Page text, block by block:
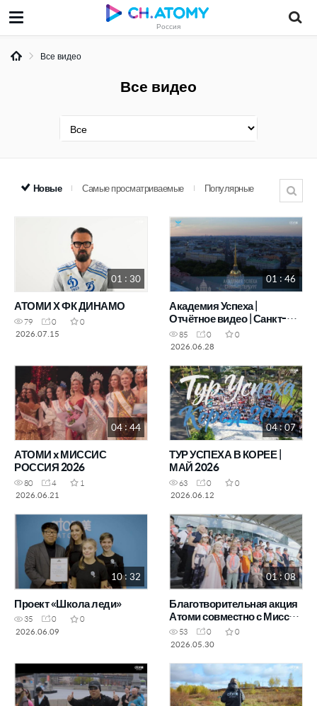
Россия
Все видео
Все видео
Новые Самые просматриваемые Популярные
01 : 30
АТОМИ Х ФК ДИНАМО
79 0
0
2026.07.15
01 : 46
Академия Успеха |
Отчётное видео | Санкт-
Петербург
85 0
0
2026.06.28
04 : 44
АТОМИ x МИССИС
РОССИЯ 2026
80 4
1
2026.06.21
04 : 07
ТУР УСПЕХА В КОРЕЕ |
МАЙ 2026
63 0
0
2026.06.12
10 : 32
Проект «Школа леди»
35 0
0
2026.06.09
01 : 08
Благотворительная акция
Атоми совместно с Миссис
Россия для Российского
Детского Фонда
53 0
0
2026.05.30